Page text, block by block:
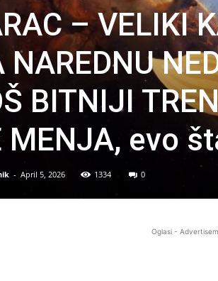
– VELIKI
NAREDNU
BITNIJI
MENJA, evo
- April 5, 2026 1334 0
Oglasi -